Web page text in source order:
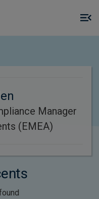
Manager
(EMEA)